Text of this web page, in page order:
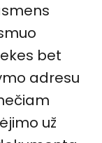
bet
adresu
už